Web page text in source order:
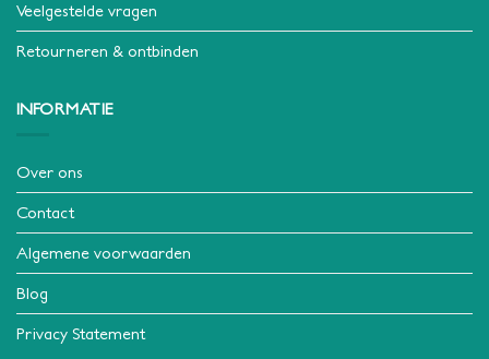
Veelgestelde vragen
Retourneren & ontbinden
INFORMATIE
Over ons
Contact
Algemene voorwaarden
Blog
Privacy Statement